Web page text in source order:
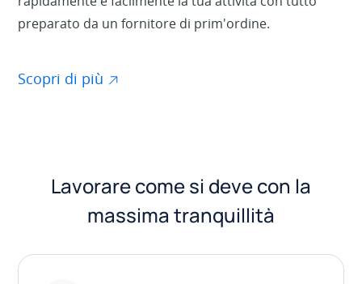
preparato da un fornitore di prim'ordine.
Scopri di più
Lavorare come si deve con la
massima tranquillità